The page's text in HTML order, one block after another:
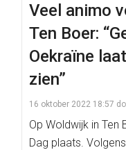
Veel animo
Ten Boer:
Oekraïne
zien”
16 oktober 2022 18:57
Op Woldwijk in
Dag plaats.